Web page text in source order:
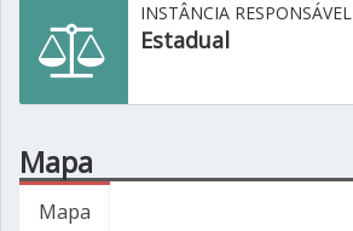
INSTÂNCIA RESPONSÁVEL
Estadual
Mapa
Mapa